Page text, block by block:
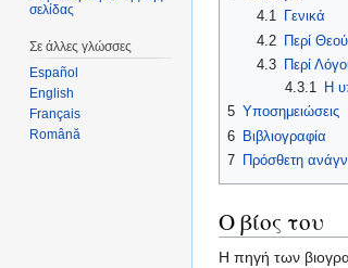
4.1
Γενικά
4.2 Περί
4.3
Περί
4.3.1 Η
5 Υποσημειώσεις
6 Βιβλιογραφία
7 Πρόσθετη
Ο βίος του
Η πηγή των
σελίδας
Σε άλλες γλώσσες
Español
English
Français
Română